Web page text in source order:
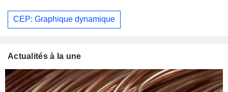
CEP: Graphique dynamique
Actualités à la une